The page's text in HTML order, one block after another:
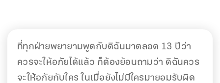
ที่ทุกฝ่ายพยายามพูดกับดิฉันมาตลอด 13 ปีว่า
ควรจะให้อภัยได้แล้ว ก็ต้องย้อนถามว่า ดิฉันควร
จะให้อภัยกับใคร ในเมื่อยังไม่มีใครมายอมรับผิด